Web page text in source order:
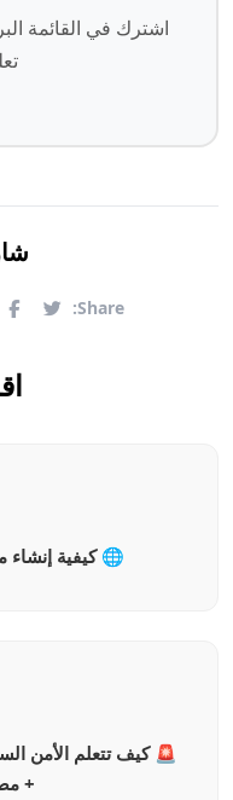
اشترك في القائمة
Share:
🌐 كيفية
+